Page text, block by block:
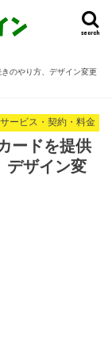
search
のやり方、デザイン変更
サービス・契約・料金
ードを提供
デザイン変